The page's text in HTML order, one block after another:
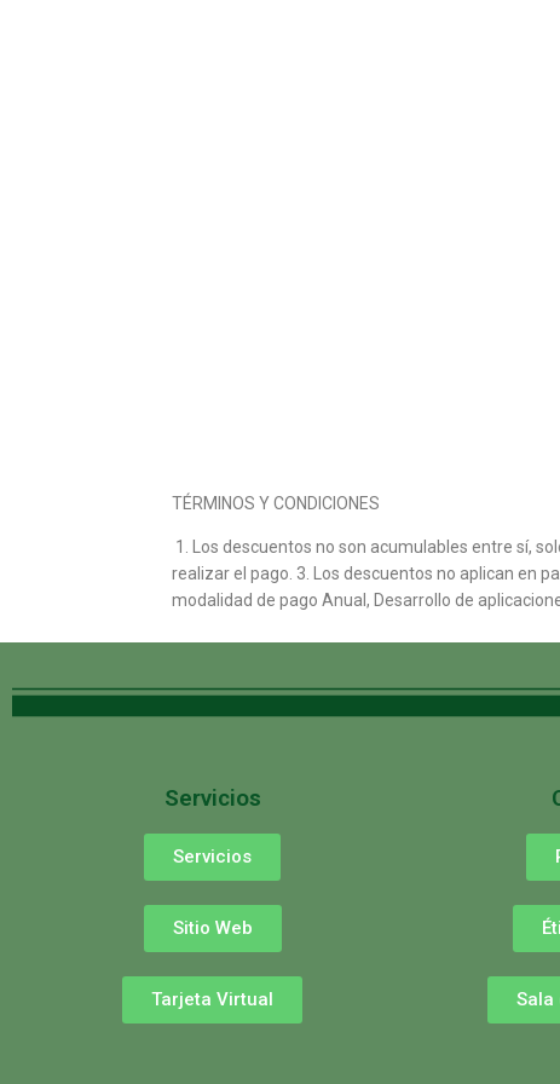
TÉRMINOS Y CONDICIONES
1. Los descuentos no son acumulables entre sí,
realizar el pago. 3. Los descuentos no aplican en
modalidad de pago Anual, Desarrollo de
Servicios
Servicios
Sitio Web
Tarjeta Virtual Sala